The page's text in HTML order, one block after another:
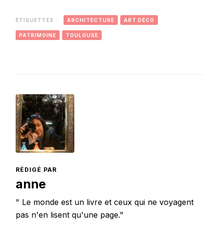
ÉTIQUETTES : ARCHITECTURE ART DÉCO
PATRIMOINE TOULOUSE
RÉDIGÉ PAR
anne
" Le monde est un livre et ceux qui ne voyagent
pas n'en lisent qu'une page."